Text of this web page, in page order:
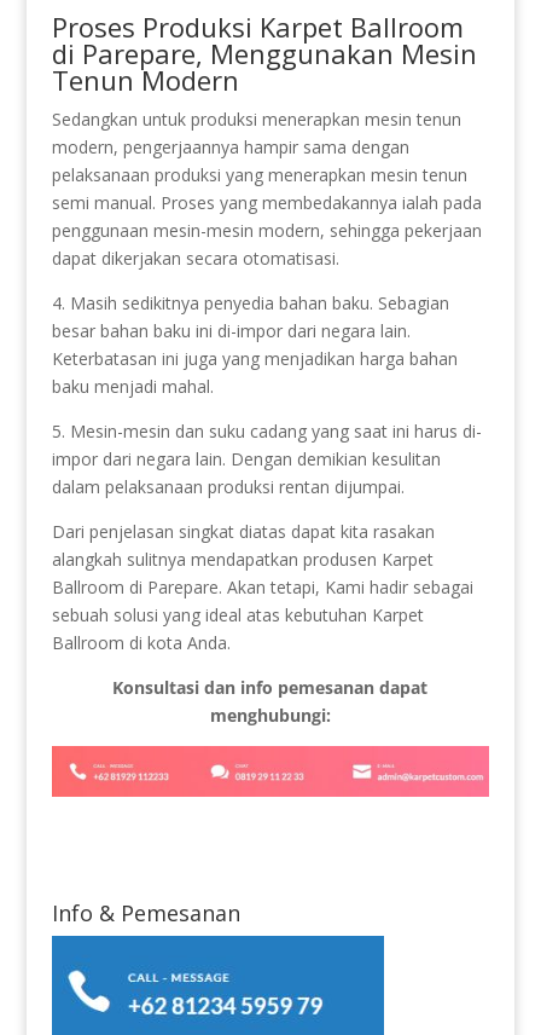
Proses Produksi Karpet Ballroom
di Parepare, Menggunakan Mesin
Tenun Modern
Sedangkan untuk produksi menerapkan mesin tenun
modern, pengerjaannya hampir sama dengan
pelaksanaan produksi yang menerapkan mesin tenun
semi manual. Proses yang membedakannya ialah pada
penggunaan mesin-mesin modern, sehingga pekerjaan
dapat dikerjakan secara otomatisasi.
4. Masih sedikitnya penyedia bahan baku. Sebagian
besar bahan baku ini di-impor dari negara lain.
Keterbatasan ini juga yang menjadikan harga bahan
baku menjadi mahal.
5. Mesin-mesin dan suku cadang yang saat ini harus di-
impor dari negara lain. Dengan demikian kesulitan
dalam pelaksanaan produksi rentan dijumpai.
Dari penjelasan singkat diatas dapat kita rasakan
alangkah sulitnya mendapatkan produsen Karpet
Ballroom di Parepare. Akan tetapi, Kami hadir sebagai
sebuah solusi yang ideal atas kebutuhan Karpet
Ballroom di kota Anda.
Konsultasi dan info pemesanan dapat
menghubungi:
Info & Pemesanan